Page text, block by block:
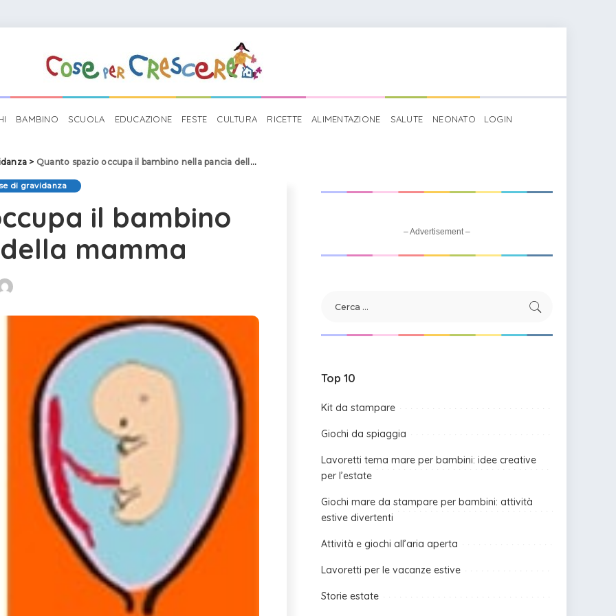
BAMBINO SCUOLA EDUCAZIONE FESTE CULTURA RICETTE ALIMENTAZIONE SALUTE NEONATO LOGIN
> Quanto spazio occupa il bambino nella pancia della mamma
di gravidanza
il bambino
mamma
– Advertisement –
Top 10
Kit da stampare
Giochi da spiaggia
Lavoretti tema mare per bambini: idee creative
per l’estate
Giochi mare da stampare per bambini: attività
estive divertenti
Attività e giochi all’aria aperta
Lavoretti per le vacanze estive
Storie estate